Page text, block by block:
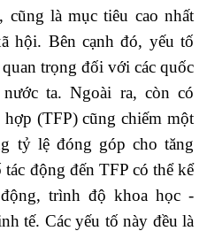
là mục tiêu cao nhất
hội. Bên cạnh đó, yếu tố
trọng đối với các quốc
ta. Ngoài ra, còn có
hợp (TFP) cũng chiếm một
tỷ lệ đóng góp cho tăng
động đến TFP có thể kể
trình độ khoa học -
tế. Các yếu tố này đều là